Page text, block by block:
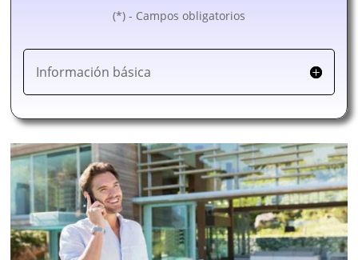
(*) - Campos obligatorios
Información básica